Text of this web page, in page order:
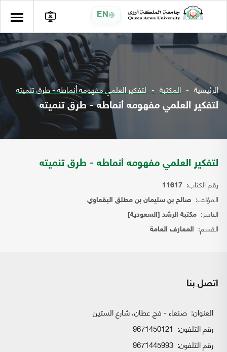
EN
الرئيسية المكتبة لتفكير العلمي مفهومه أنماطه - طرق تنميته
لتفكير العلمي مفهومه أنماطه - طرق تنميته
لتفكير العلمي مفهومه أنماطه - طرق تنميته
رقم الكتاب: 11617
المؤلف: صالح بن سليمان بن مطلق البقعاوي
الناشر: مكتبة الرشد [السعودية]
القسم: المعارف العامة
اتصل بنا
العنوان: صنعاء - فج عطان، شارع الستين
رقم التلفون: 9671450121
رقم التلفون: 9671445993